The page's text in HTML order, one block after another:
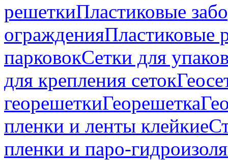
решеткиПластиковые
огражденияПластиковые
парковокСетки для
для крепления сеток
георешеткиГеорешетка
пленки и ленты клейкие
пленки и паро-